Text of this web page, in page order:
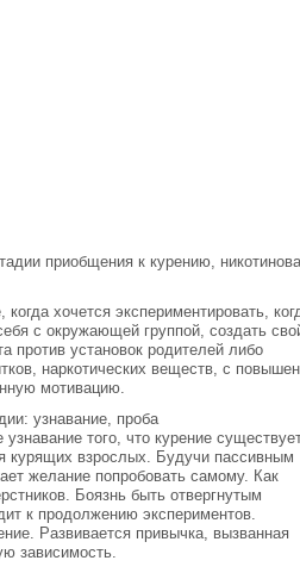
приобщения к курению,
хочется экспериментировать,
с окружающей группой, создать
против установок родителей либо
наркотических веществ, с
мотивацию.
узнавание, проба
того, что курение
курящих взрослых. Будучи пассивным
желание попробовать самому. Как
Боязнь быть отвергнутым
к продолжению экспериментов.
Развивается привычка, вызванная
зависимость.